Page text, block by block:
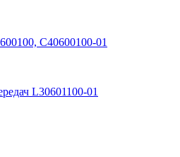
C40600100-01
L30601100-01